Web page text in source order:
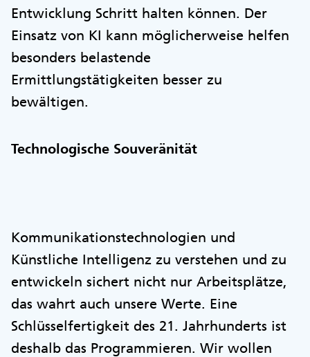
Entwicklung Schritt halten können. Der
Einsatz von KI kann möglicherweise helfen
besonders belastende
Ermittlungstätigkeiten besser zu
bewältigen.
Technologische Souveränität
Kommunikationstechnologien und
Künstliche Intelligenz zu verstehen und zu
entwickeln sichert nicht nur Arbeitsplätze,
das wahrt auch unsere Werte. Eine
Schlüsselfertigkeit des 21. Jahrhunderts ist
deshalb das Programmieren. Wir wollen